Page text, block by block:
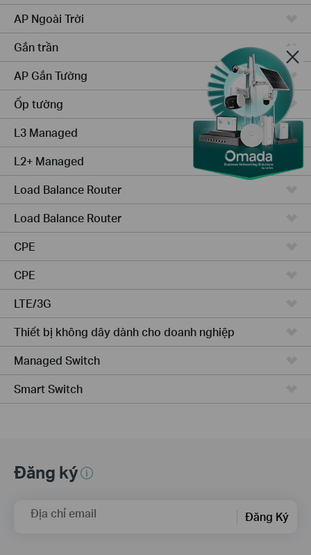
AP Ngoài Trời
Gắn trần
AP Gắn Tường
Ốp tường
L3 Managed
L2+ Managed
Load Balance Router
Load Balance Router
CPE
CPE
LTE/3G
Thiết bị không dây dành cho doanh nghiệp
Managed Switch
Smart Switch
Đăng ký
Địa chỉ email Đăng Ký